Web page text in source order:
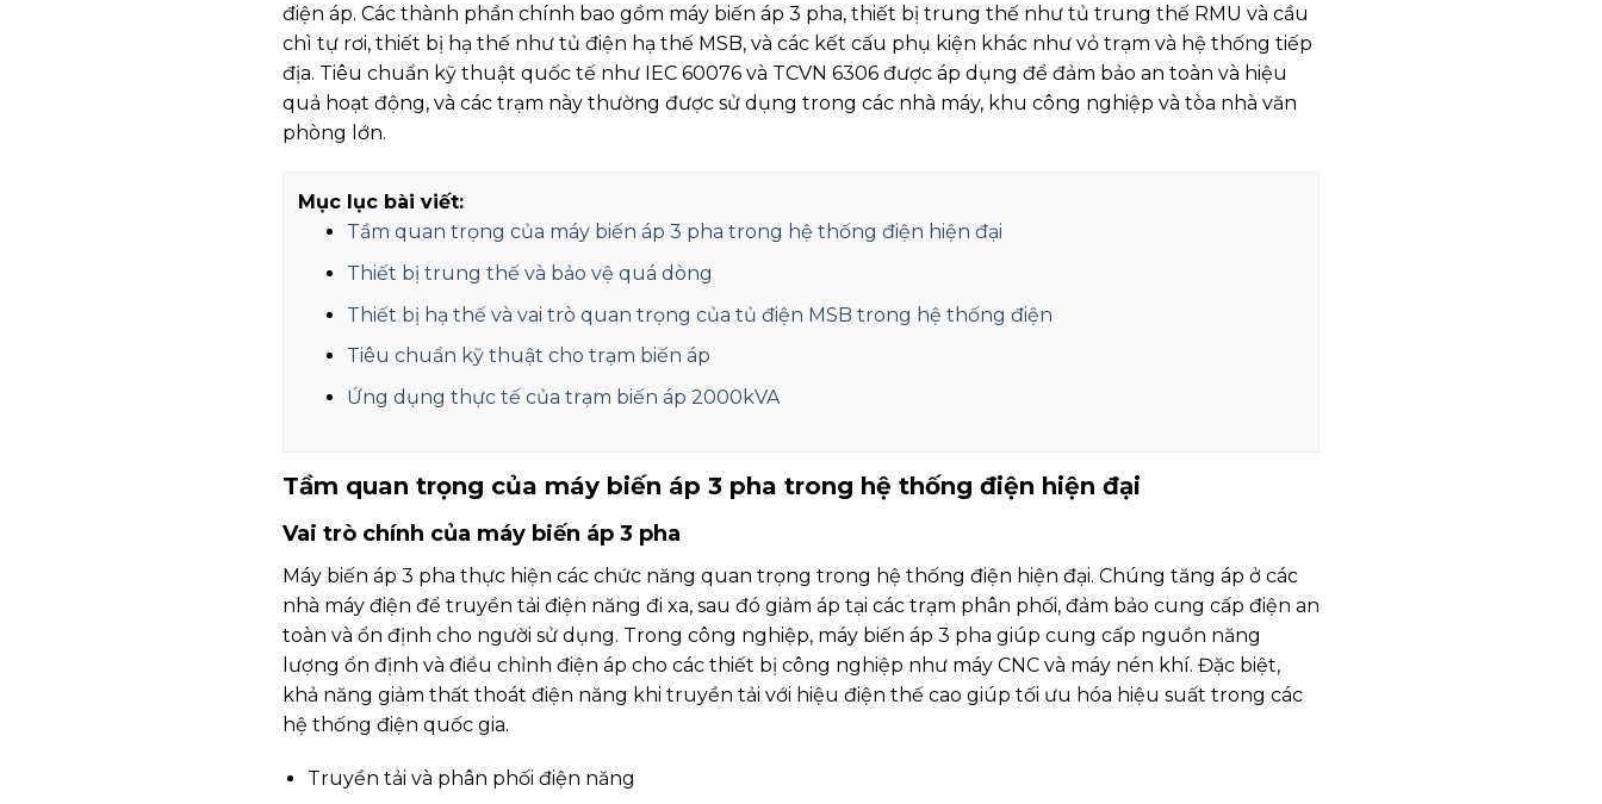
điện áp. Các thành phần chính bao gồm máy biến áp 3 pha, thiết bị trung thế như tủ trung thế RMU và cầu
chì tự rơi, thiết bị hạ thế như tủ điện hạ thế MSB, và các kết cấu phụ kiện khác như vỏ trạm và hệ thống tiếp
địa. Tiêu chuẩn kỹ thuật quốc tế như IEC 60076 và TCVN 6306 được áp dụng để đảm bảo an toàn và hiệu
quả hoạt động, và các trạm này thường được sử dụng trong các nhà máy, khu công nghiệp và tòa nhà văn
phòng lớn.
Mục lục bài viết:
Tầm quan trọng của máy biến áp 3 pha trong hệ thống điện hiện đại
Thiết bị trung thế và bảo vệ quá dòng
Thiết bị hạ thế và vai trò quan trọng của tủ điện MSB trong hệ thống điện
Tiêu chuẩn kỹ thuật cho trạm biến áp
Ứng dụng thực tế của trạm biến áp 2000kVA
Tầm quan trọng của máy biến áp 3 pha trong hệ thống điện hiện đại
Vai trò chính của máy biến áp 3 pha
Máy biến áp 3 pha thực hiện các chức năng quan trọng trong hệ thống điện hiện đại. Chúng tăng áp ở các
nhà máy điện để truyền tải điện năng đi xa, sau đó giảm áp tại các trạm phân phối, đảm bảo cung cấp điện an
toàn và ổn định cho người sử dụng. Trong công nghiệp, máy biến áp 3 pha giúp cung cấp nguồn năng
lượng ổn định và điều chỉnh điện áp cho các thiết bị công nghiệp như máy CNC và máy nén khí. Đặc biệt,
khả năng giảm thất thoát điện năng khi truyền tải với hiệu điện thế cao giúp tối ưu hóa hiệu suất trong các
hệ thống điện quốc gia.
Truyền tải và phân phối điện năng